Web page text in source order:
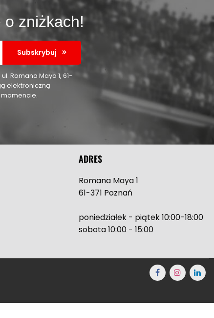
o zniżkach!
Subskrybuj
Romana Maya 1, 61-
elektroniczną
ADRES
Romana Maya 1
61-371 Poznań
poniedziałek - piątek 10:00-18:00
sobota 10:00 - 15:00